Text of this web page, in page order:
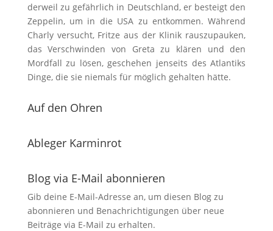
derweil zu gefährlich in Deutschland, er besteigt den
Zeppelin, um in die USA zu entkommen. Während
Charly versucht, Fritze aus der Klinik rauszupauken,
das Verschwinden von Greta zu klären und den
Mordfall zu lösen, geschehen jenseits des Atlantiks
Dinge, die sie niemals für möglich gehalten hätte.
Auf den Ohren
Ableger Karminrot
Blog via E-Mail abonnieren
Gib deine E-Mail-Adresse an, um diesen Blog zu
abonnieren und Benachrichtigungen über neue
Beiträge via E-Mail zu erhalten.